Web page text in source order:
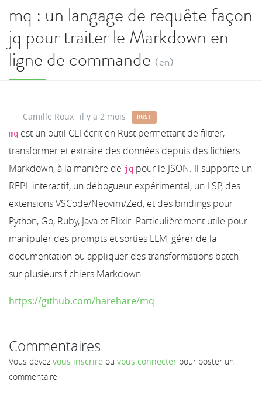
mq : un langage de requête façon
jq pour traiter le Markdown en
ligne de commande (en)
Camille Roux il y a 2 mois RUST
mq est un outil CLI écrit en Rust permettant de filtrer,
transformer et extraire des données depuis des fichiers
Markdown, à la manière de jq pour le JSON. Il supporte un
REPL interactif, un débogueur expérimental, un LSP, des
extensions VSCode/Neovim/Zed, et des bindings pour
Python, Go, Ruby, Java et Elixir. Particulièrement utile pour
manipuler des prompts et sorties LLM, gérer de la
documentation ou appliquer des transformations batch
sur plusieurs fichiers Markdown.
https://github.com/harehare/mq
Commentaires
Vous devez vous inscrire ou vous connecter pour poster un
commentaire